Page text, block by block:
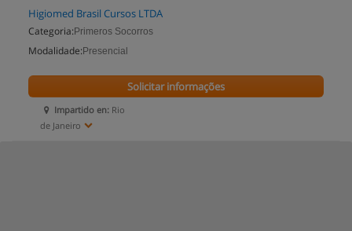
Higiomed Brasil Cursos LTDA
Categoria: Primeros Socorros
Modalidade: Presencial
Impartido en: Rio
de Janeiro
Solicitar informações